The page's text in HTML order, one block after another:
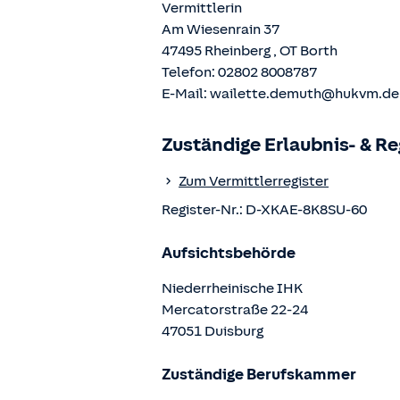
Vermittlerin
Am Wiesenrain 37
47495 Rheinberg , OT Borth
Telefon: 02802 8008787
E-Mail: wailette.demuth@hukvm.de
Zuständige Erlaubnis- &
Zum Vermittlerregister
Register-Nr.: D-XKAE-8K8SU-60
Aufsichtsbehörde
Niederrheinische IHK
Mercatorstraße 22-24
47051 Duisburg
Zuständige Berufskammer